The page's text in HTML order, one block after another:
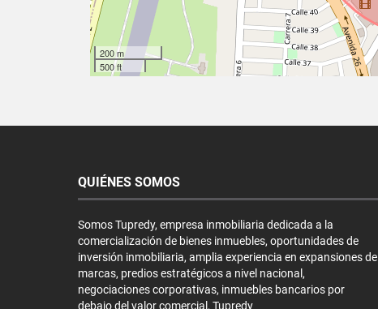
200 m
500 ft
QUIÉNES SOMOS
Somos Tupredy, empresa inmobiliaria dedicada a la
comercialización de bienes inmuebles, oportunidades de
inversión inmobiliaria, amplia experiencia en expansiones de
marcas, predios estratégicos a nivel nacional,
negociaciones corporativas, inmuebles bancarios por
debajo del valor comercial, Tupredy